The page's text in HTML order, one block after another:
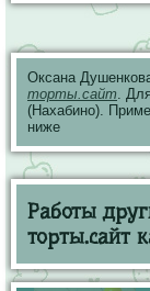
Оксана
торты.сайт .
(Нахабино).
ниже
Работы
торты.сайт